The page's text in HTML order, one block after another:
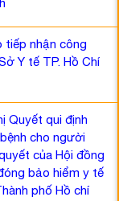
tiếp nhận công
Y tế TP. Hồ Chí
Quyết qui định
cho người
của Hội đồng
bảo hiểm y tế
phố Hồ chí